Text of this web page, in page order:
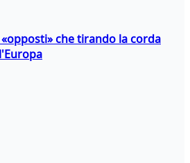
che tirando la corda